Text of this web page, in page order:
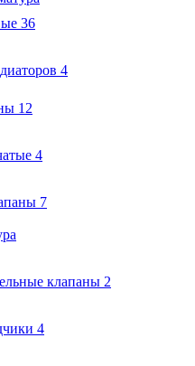
36
4
12
4
7
клапаны 2
4